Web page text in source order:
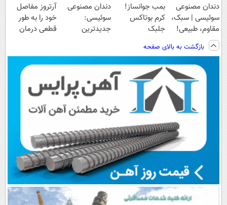
دندان مصنوعی
سوئیسی | سبک،
مقاوم، طبیعی!
ویزیت
رایگان+پرداخت
اقساطی😍
بمب جوانساز!
کرم بوتاکس
جلبک
دندان مصنوعی
سوئیسی:
جدیدترین
پرداخت قسطی
آرتروز مفاصل
خود را به طور
قطعی درمان
بازگشت به بالای صفحه